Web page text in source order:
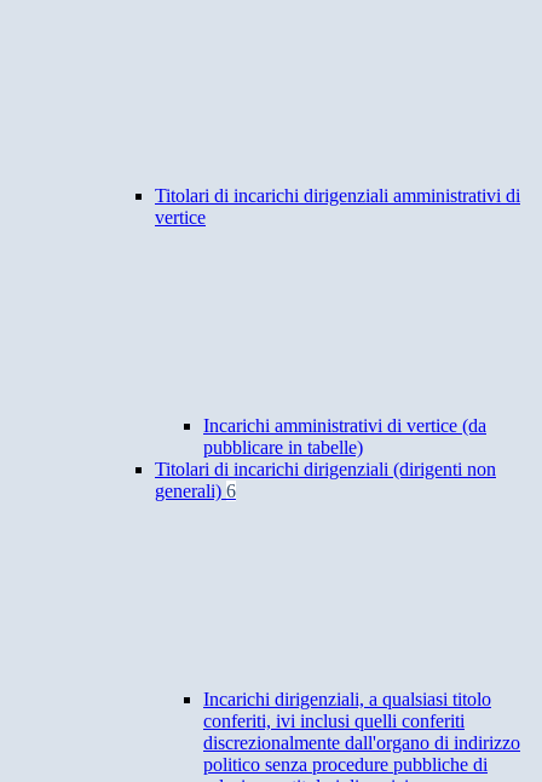
Titolari di incarichi dirigenziali amministrativi di
vertice
Incarichi amministrativi di vertice (da
pubblicare in tabelle)
Titolari di incarichi dirigenziali (dirigenti non
generali) 6
Incarichi dirigenziali, a qualsiasi titolo
conferiti, ivi inclusi quelli conferiti
discrezionalmente dall'organo di indirizzo
politico senza procedure pubbliche di